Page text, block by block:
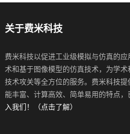
关于费米科技
费米科技以促进工业级模拟与仿真的
术和基于图像模型的仿真技术，为学术
技术攻关等全方位的服务。费米科技
能丰富、计算高效、简单易用的特点，
入我们！（点击了解）